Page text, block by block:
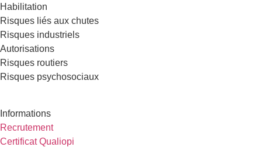
Habilitation
Risques liés aux chutes
Risques industriels
Autorisations
Risques routiers
Risques psychosociaux
Informations
Recrutement
Certificat Qualiopi